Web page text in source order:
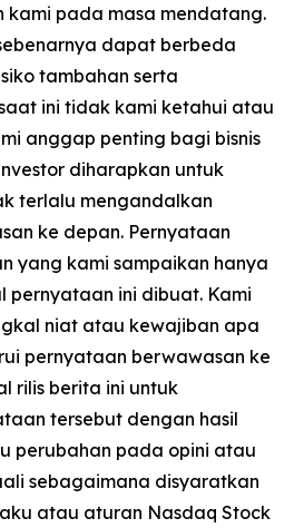
kami pada masa mendatang.
dapat berbeda
tambahan serta
ini tidak kami ketahui atau
anggap penting bagi bisnis
diharapkan untuk
terlalu mengandalkan
ke depan. Pernyataan
yang kami sampaikan hanya
ini dibuat. Kami
niat atau kewajiban apa
pernyataan berwawasan ke
rilis berita ini untuk
tersebut dengan hasil
perubahan pada opini atau
sebagaimana disyaratkan
atau aturan Nasdaq Stock